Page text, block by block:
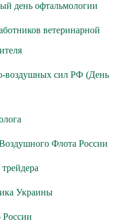
день офтальмологии
ветеринарной
воздушных сил РФ (День
Флота России
Украины
России